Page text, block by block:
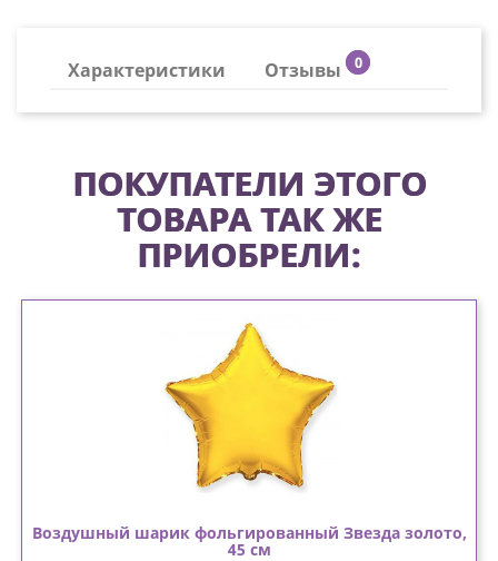
Характеристики Отзывы 0
ПОКУПАТЕЛИ ЭТОГО
ТОВАРА ТАК ЖЕ
ПРИОБРЕЛИ:
Воздушный шарик фольгированный Звезда золото,
45 см